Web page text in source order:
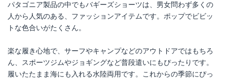
パタゴニア製品の中でもバギーズショーツは、男女問わず多くの
人から人気のある、ファッションアイテムです。ポップでビビッ
トな色合いがたくさん。
楽な履き心地で、サーフやキャンプなどのアウトドアではもちろ
ん、スポーツジムやジョギングなど普段遣いにもぴったりです。
履いたたまま海にも入れる水陸両用です。これからの季節にぴっ